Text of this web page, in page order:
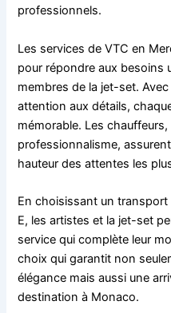
professionnels.
Les services de VTC en
pour répondre aux besoins
membres de la jet-set.
attention aux détails,
mémorable. Les
professionnalisme,
hauteur des attentes les
En choisissant un
E, les artistes et la jet-set
service qui complète leur
choix qui garantit non
élégance mais aussi une
destination à Monaco.